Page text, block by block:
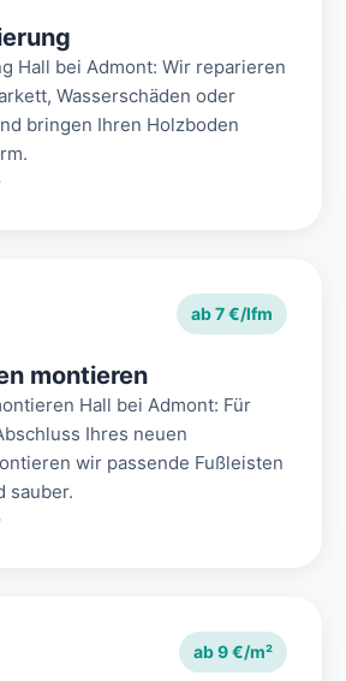
Hall bei Admont: Wir reparieren
Wasserschäden oder
bringen Ihren Holzboden
ab 7 €/lfm
montieren
Hall bei Admont: Für
Ihres neuen
wir passende Fußleisten
sauber.
ab 9 €/m²